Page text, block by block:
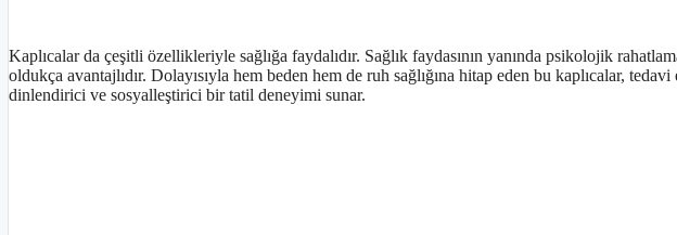
Kaplıcalar da çeşitli özellikleriyle sağlığa faydalıdır. Sağlık faydasının yanında psikolojik
oldukça avantajlıdır. Dolayısıyla hem beden hem de ruh sağlığına hitap eden bu kaplıcalar,
dinlendirici ve sosyalleştirici bir tatil deneyimi sunar.